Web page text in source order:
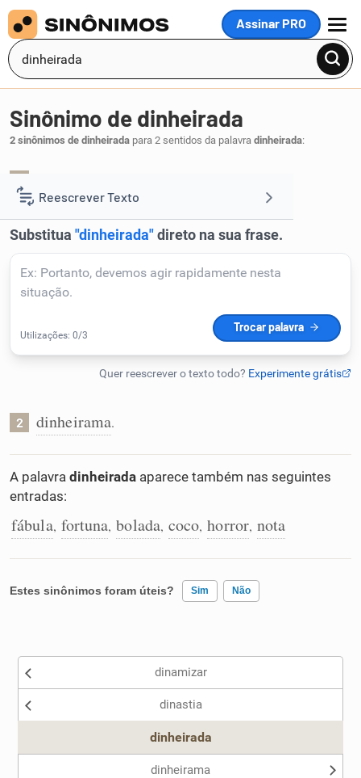
Assinar PRO
MENU
Reescrever Texto
Resumir Texto
Corrigir Texto
Detector de IA
Humanizador de IA
Cata-letras
Caça-palavras
Sinônimo de dinheirada
2 sinônimos de dinheirada para 2 sentidos da palavra dinheirada:
2 dinheirama.
A palavra dinheirada aparece também nas seguintes
entradas:
fábula, fortuna, bolada, coco, horror, nota
Estes sinônimos foram úteis? Sim Não
Nenhum dos sinônimos apresentados me ajudou
dinamizar
dinastia
dinheirada
dinheirama